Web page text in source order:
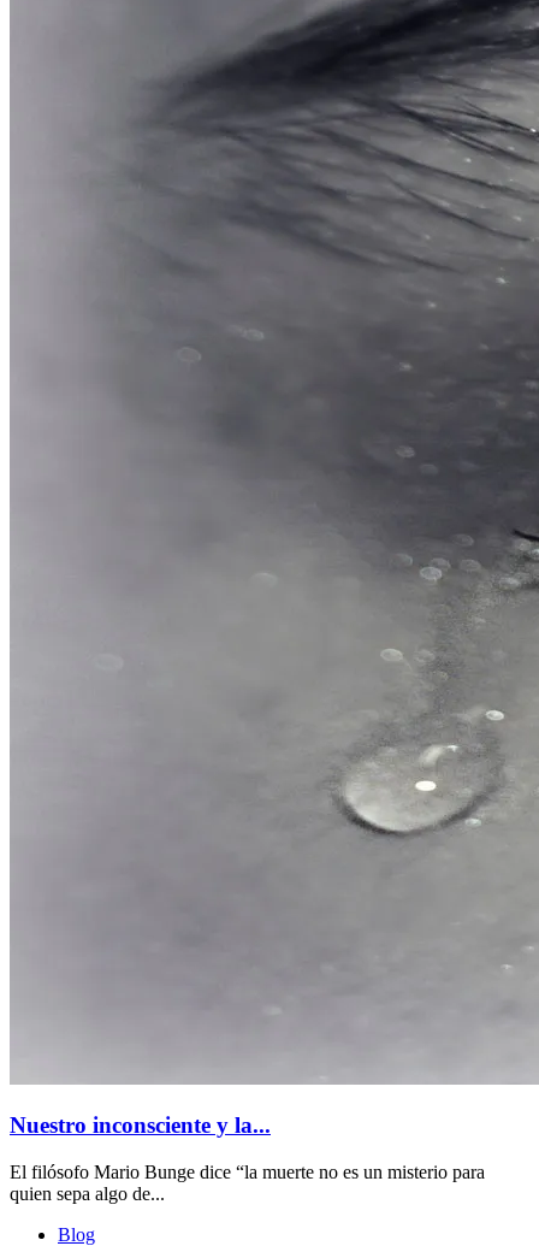
Nuestro inconsciente y la...
El filósofo Mario Bunge dice “la muerte no es un misterio para
quien sepa algo de...
Blog